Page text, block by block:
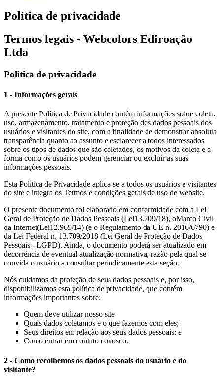
Política de privacidade
Termos legais - Webcolors Ediroação
Ltda
Política de privacidade
1 - Informações gerais
A presente Política de Privacidade contém informações sobre coleta,
uso, armazenamento, tratamento e proteção dos dados pessoais dos
usuários e visitantes do site, com a finalidade de demonstrar absoluta
transparência quanto ao assunto e esclarecer a todos interessados
sobre os tipos de dados que são coletados, os motivos da coleta e a
forma como os usuários podem gerenciar ou excluir as suas
informações pessoais.
Esta Política de Privacidade aplica-se a todos os usuários e visitantes
do site e integra os Termos e condições gerais de uso de website.
O presente documento foi elaborado em conformidade com a Lei
Geral de Proteção de Dados Pessoais (Lei13.709/18), oMarco Civil
da Internet(Lei12.965/14) (e o Regulamento da UE n. 2016/6790) e
da Lei Federal n. 13.709/2018 (Lei Geral de Proteção de Dados
Pessoais - LGPD). Ainda, o documento poderá ser atualizado em
decorrência de eventual atualização normativa, razão pela qual se
convida o usuário a consultar periodicamente esta seção.
Nós cuidamos da proteção de seus dados pessoais e, por isso,
disponibilizamos esta política de privacidade, que contém
informações importantes sobre:
Quem deve utilizar nosso site
Quais dados coletamos e o que fazemos com eles;
Seus direitos em relação aos seus dados pessoais; e
Como entrar em contato conosco.
2 - Como recolhemos os dados pessoais do usuário e do
visitante?